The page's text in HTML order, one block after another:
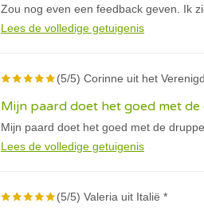
Zou nog even een feedback geven. Ik
Lees de volledige getuigenis
(5/5) Corinne uit het
Mijn paard doet het goed met
Mijn paard doet het goed met de
Lees de volledige getuigenis
(5/5) Valeria uit Italië *